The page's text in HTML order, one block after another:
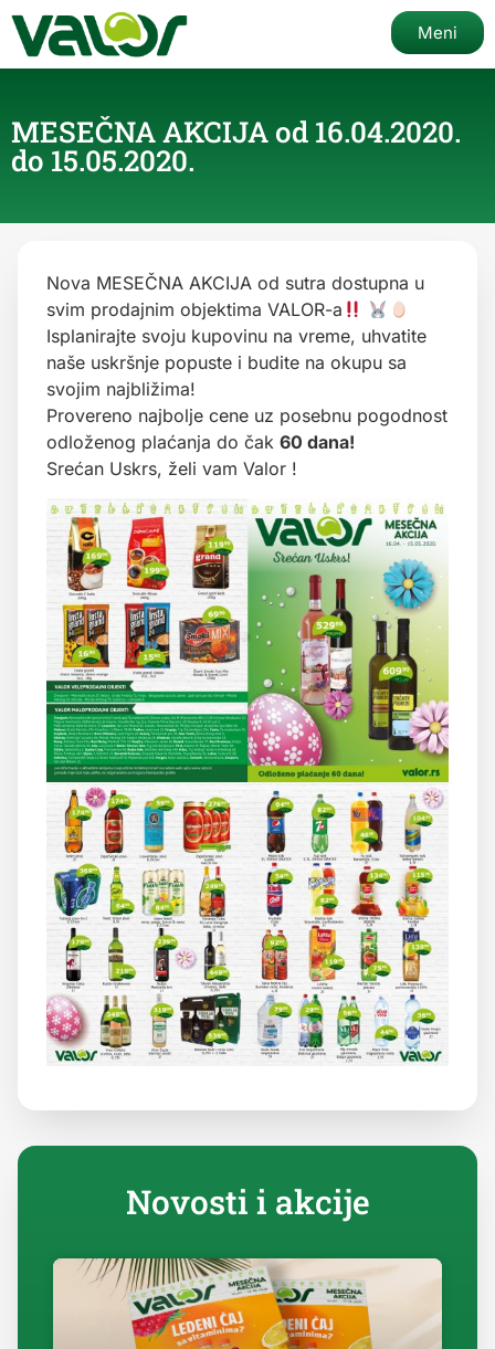
Meni
MESEČNA AKCIJA od 16.04.2020.
do 15.05.2020.
Nova MESEČNA AKCIJA od sutra dostupna u
svim prodajnim objektima VALOR-a
Isplanirajte svoju kupovinu na vreme, uhvatite
naše uskršnje popuste i budite na okupu sa
svojim najbližima!
Provereno najbolje cene uz posebnu pogodnost
odloženog plaćanja do čak 60 dana!
Srećan Uskrs, želi vam Valor !
Novosti i akcije